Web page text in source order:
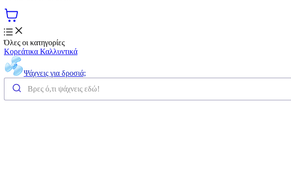
Όλες οι κατηγορίες
Κορεάτικα Καλλυντικά
Ψάχνεις για δροσιά;